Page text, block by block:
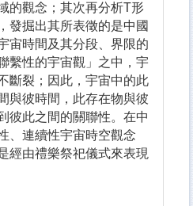
的觀念；其次再分析T形
發掘出其所表徵的是中國
宙時間及其分段、界限的
繫性的宇宙觀」之中，宇
斷裂；因此，宇宙中的此
與彼時間，此存在物與彼
彼此之間的關聯性。在中
、連續性宇宙時空觀念
經由禮樂祭祀儀式來表現